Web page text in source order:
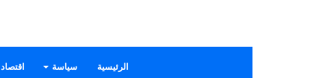
الرئيسية سياسة اقتصاد